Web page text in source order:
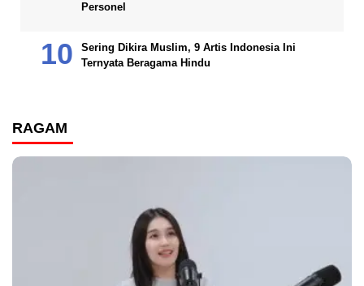
Personel
Sering Dikira Muslim, 9 Artis Indonesia Ini
Ternyata Beragama Hindu
RAGAM